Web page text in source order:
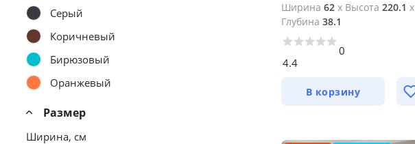
Серый
Коричневый
Бирюзовый
Оранжевый
Размер
Ширина, см
Ширина 62 x Высота 220.1 x
Глубина 38.1
4.4
0
В корзину